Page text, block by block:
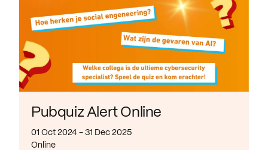
Pubquiz Alert Online
01 Oct 2024 - 31 Dec 2025
Online